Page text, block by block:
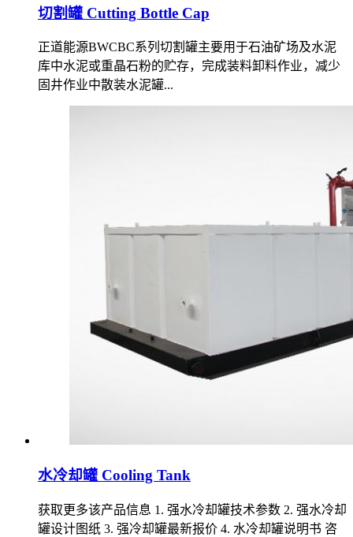
切割罐 Cutting Bottle Cap
正道能源BWCBC系列切割罐主要用于石油矿场及水泥
库中水泥或重晶石粉的贮存，完成装料卸料作业，减少
固井作业中散装水泥罐...
水冷却罐 Cooling Tank
获取更多该产品信息 1. 强水冷却罐技术参数 2. 强水冷却
罐设计图纸 3. 强冷却罐最新报价 4. 水冷却罐说明书 咨